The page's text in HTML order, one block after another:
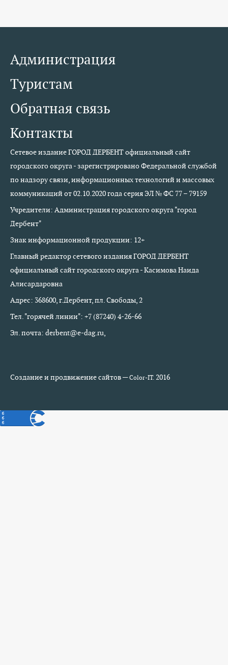
Администрация
Туристам
Обратная связь
Контакты
Сетевое издание ГОРОД ДЕРБЕНТ официальный сайт
городского округа - зарегистрировано Федеральной службой
по надзору связи, информационных технологий и массовых
коммуникаций от 02.10.2020 года серия ЭЛ № ФС 77 – 79159
Учредители: Администрация городского округа "город
Дербент"
Знак информационной продукции: 12+
Главный редактор сетевого издания ГОРОД ДЕРБЕНТ
официальный сайт городского округа - Касимова Наида
Алисардаровна
Адрес: 368600, г.Дербент, пл. Свободы, 2
Тел. "горячей линии": +7 (87240) 4-26-66
Эл. почта: derbent@e-dag.ru,
Создание и продвижение сайтов —Color-IT.2016